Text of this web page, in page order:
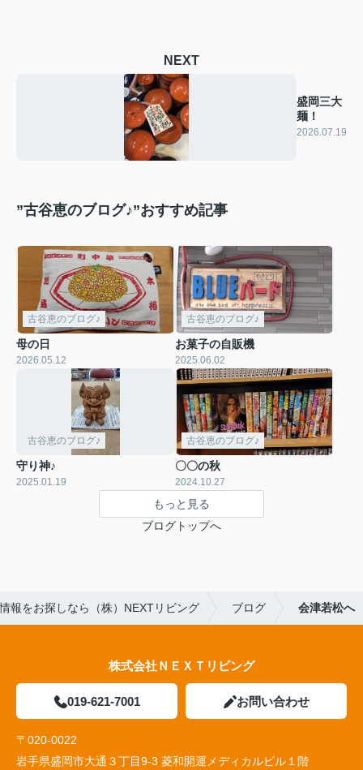
NEXT
盛岡三大
麺！
2026.07.19
”古谷恵のブログ♪”おすすめ記事
古谷恵のブログ♪
母の日
2026.05.12
古谷恵のブログ♪
お菓子の自販機
2025.06.02
古谷恵のブログ♪
守り神♪
2025.01.19
古谷恵のブログ♪
〇〇の秋
2024.10.27
もっと見る
ブログトップへ
報をお探しなら（株）NEXTリビング ブログ 会津若松へ
株式会社ＮＥＸＴリビング
019-621-7001 お問い合わせ
〒020-0022
岩手県盛岡市大通３丁目9-3 菱和開運メディカルビル１階